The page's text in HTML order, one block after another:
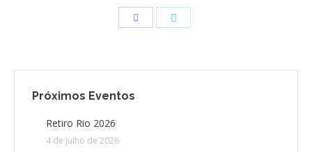
Próximos Eventos
Retiro Rio 2026
4 de julho de 2026